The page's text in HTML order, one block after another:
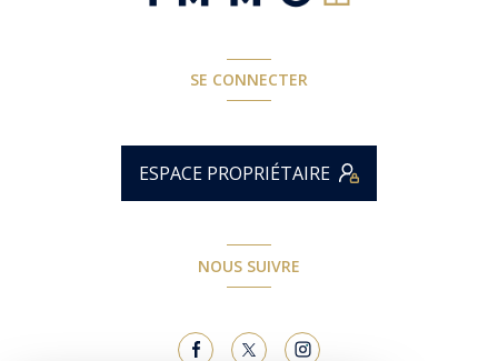
SE CONNECTER
ESPACE PROPRIÉTAIRE
NOUS SUIVRE